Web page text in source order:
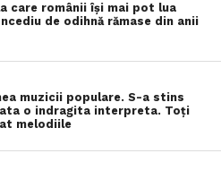
care românii îşi mai pot lua
de odihnă rămase din anii
muzicii populare. S-a stins
o indragita interpreta. Toți
melodiile